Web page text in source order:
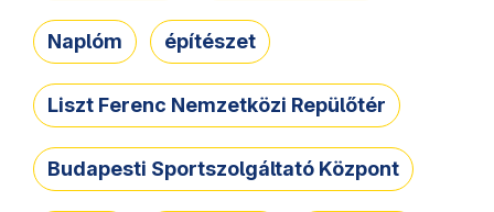
Naplóm építészet
Liszt Ferenc Nemzetközi Repülőtér
Budapesti Sportszolgáltató Központ